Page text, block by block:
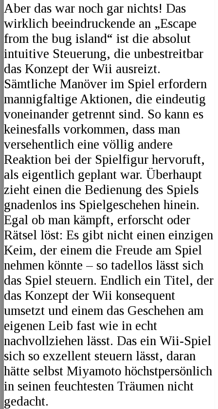
Aber das war noch gar nichts! Das
wirklich beeindruckende an „Escape
from the bug island“ ist die absolut
intuitive Steuerung, die unbestreitbar
das Konzept der Wii ausreizt.
Sämtliche Manöver im Spiel erfordern
mannigfaltige Aktionen, die eindeutig
voneinander getrennt sind. So kann es
keinesfalls vorkommen, dass man
versehentlich eine völlig andere
Reaktion bei der Spielfigur hervoruft,
als eigentlich geplant war. Überhaupt
zieht einen die Bedienung des Spiels
gnadenlos ins Spielgeschehen hinein.
Egal ob man kämpft, erforscht oder
Rätsel löst: Es gibt nicht einen einzigen
Keim, der einem die Freude am Spiel
nehmen könnte – so tadellos lässt sich
das Spiel steuern. Endlich ein Titel, der
das Konzept der Wii konsequent
umsetzt und einem das Geschehen am
eigenen Leib fast wie in echt
nachvollziehen lässt. Das ein Wii-Spiel
sich so exzellent steuern lässt, daran
hätte selbst Miyamoto höchstpersönlich
in seinen feuchtesten Träumen nicht
gedacht.